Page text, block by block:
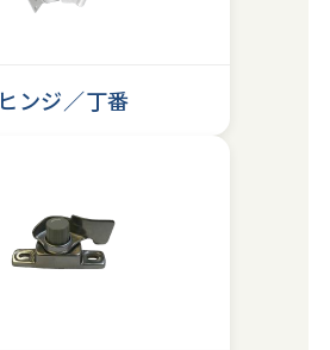
ヒンジ／丁番